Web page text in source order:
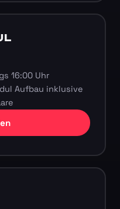
16:00 Uhr
Aufbau inklusive